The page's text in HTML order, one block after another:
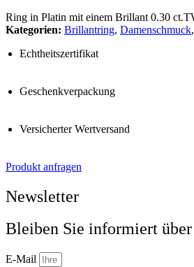
Ring in Platin mit einem Brillant 0.30
Kategorien: Brillantring, Damenschmuck,
Echtheitszertifikat
Geschenkverpackung
Versicherter Wertversand
Produkt anfragen
Newsletter
Bleiben Sie informiert
E-Mail